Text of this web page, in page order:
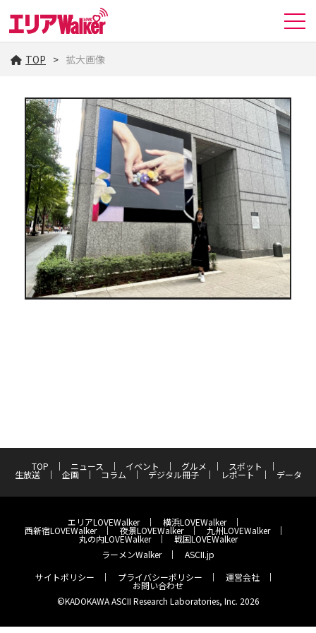
TOP 拡大画像
TOP ニュース イベント グルメ スポット
生放送 企画 コラム デジタル冊子 レポート データ
エリアLOVEWalker 横浜LOVEWalker
西新宿LOVEWalker 夜景LOVEWalker 九州LOVEWalker
丸の内LOVEWalker
戦国LOVEWalker
ラーメンWalker
ASCII.jp
サイトポリシー
プライバシーポリシー 運営会社
お問い合わせ
©KADOKAWA ASCII Research Laboratories, Inc. 2026